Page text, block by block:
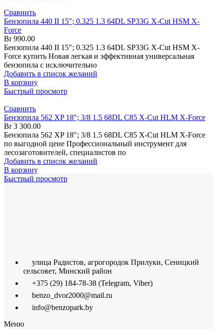
Сравнить
Бензопила 440 II 15″; 0.325 1.3 64DL SP33G X-Cut HSM X-
Force
Br990.00
Бензопила 440 II 15″; 0.325 1.3 64DL SP33G X-Cut HSM X-
Force купить Новая легкая и эффективная универсальная
бензопила с исключительно
Добавить в список желаний
В корзину
Быстрый просмотр
Сравнить
Бензопила 562 XP 18″; 3/8 1.5 68DL C85 X-Cut HLM X-Force
Br3 300.00
Бензопила 562 XP 18″; 3/8 1.5 68DL C85 X-Cut HLM X-Force
по выгодной цене Профессиональный инструмент для
лесозаготовителей, специалистов по
Добавить в список желаний
В корзину
Быстрый просмотр
улица Радистов, агрогородок Прилуки, Сеницкий
сельсовет, Минский район
+375 (29) 184-78-38 (Telegram, Viber)
benzo_dvor2000@mail.ru
info@benzopark.by
Меню